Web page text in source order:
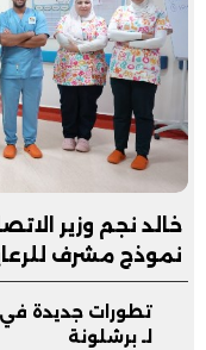
خالد نجم وزير
نموذج مشرف
مساندته
تطورات جديدة
لـ برشلونة